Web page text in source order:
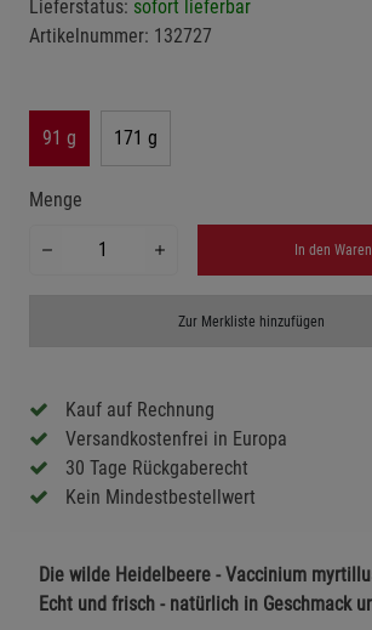
Lieferstatus: sofort lieferbar
Artikelnummer: 132727
91 g 171 g
Menge
In den
Zur Merkliste hinzufügen
Kauf auf Rechnung
Versandkostenfrei in Europa
30 Tage Rückgaberecht
Kein Mindestbestellwert
Die wilde Heidelbeere - Vaccinium
Echt und frisch - natürlich in Geschmack